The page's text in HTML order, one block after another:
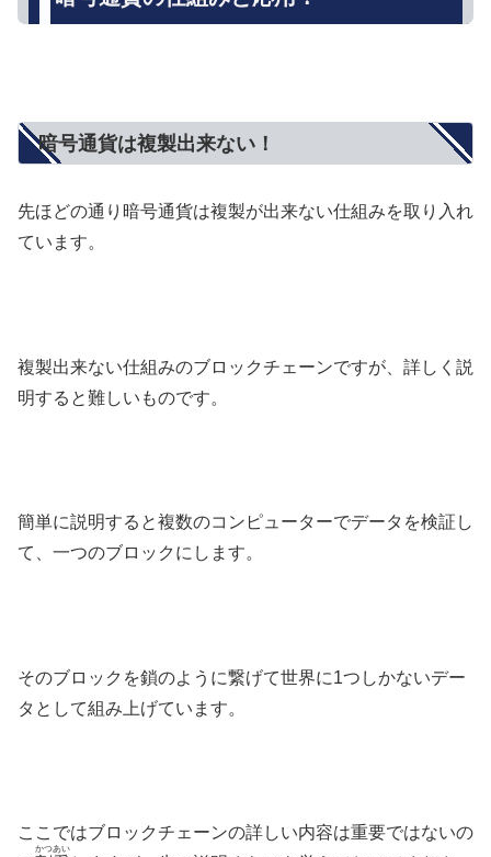
暗号通貨は複製出来ない！
先ほどの通り暗号通貨は複製が出来ない仕組みを取り入れ
ています。
複製出来ない仕組みのブロックチェーンですが、詳しく説
明すると難しいものです。
簡単に説明すると複数のコンピューターでデータを検証し
て、一つのブロックにします。
そのブロックを鎖のように繋げて世界に1つしかないデー
タとして組み上げています。
ここではブロックチェーンの詳しい内容は重要ではないの
かつあい